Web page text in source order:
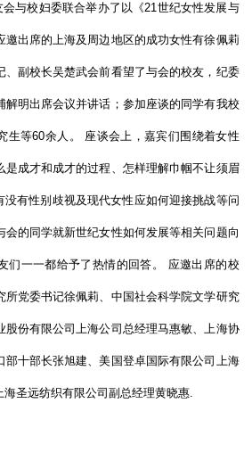
与校妇委联合举办了以《21世纪女性发展与
邀出席的上海及周边地区的成功女性有徐佩莉
、副校长吴楚武会前看望了与会的校友，纪委
解明出席会议并讲话；参加座谈的同学有我校
生等60余人。 座谈会上，嘉宾们围绕着女性
是成才和成才的过程、怎样理解巾帼不让须眉
有性别歧视及现代女性应如何迎接挑战等问
会的同学就新世纪女性如何发展等相关问题向
们一一都给予了热情的回答。 应邀出席的校
所党委书记徐佩莉、中国社会科学院文学研究
股份有限公司上海公司总经理马惠敏、上海协
部十部长张旭建、美国登卓国际有限公司上海
圣远纺织有限公司副总经理黄晓惠.